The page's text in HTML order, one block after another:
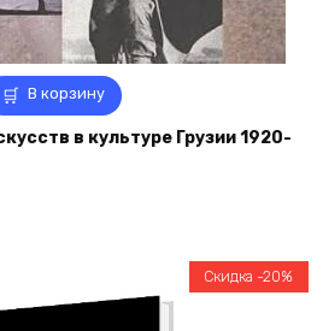
В корзину
в культуре Грузии 1920-
Скидка -20%